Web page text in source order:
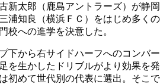
新太郎（鹿島アントラーズ）が静岡
浦知良（横浜ＦＣ）をはじめ多くの
校への進学を決意した。
下から右サイドハーフへのコンバー
を生かしたドリブルがより効果を発
初めて世代別の代表に選出。そこで